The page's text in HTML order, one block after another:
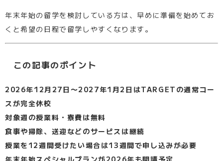
年末年始の留学を検討している方は、早めに準備を始めてお
くと希望の日程で留学しやすくなります。
この記事のポイント
2026年12月27日〜2027年1月2日はTARGETの通常コー
スが完全休校
対象週の授業料・寮費は無料
食事や掃除、送迎などのサービスは継続
授業を12週間受けたい場合は13週間で申し込みが必要